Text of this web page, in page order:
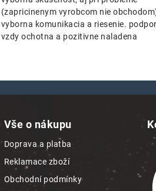
(zapricinenym vyrobcom nie
vyborna komunikacia a riesenie.
vzdy ochotna a pozitivne naladena
Vše o nákupu
Doprava a platba
Reklamace zboží
Obchodní podmínky